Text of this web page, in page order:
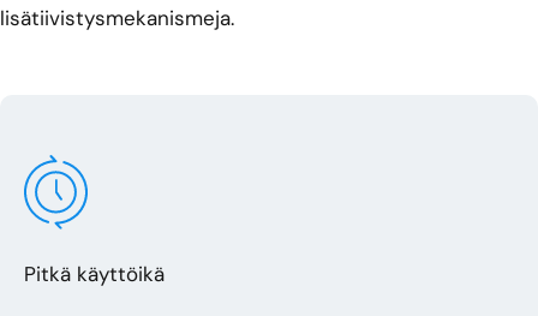
lisätiivistysmekanismeja.
Pitkä käyttöikä